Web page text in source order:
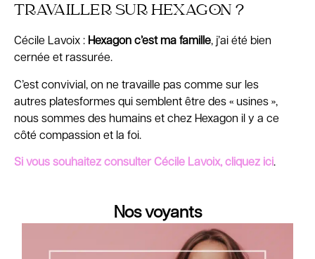
TRAVAILLER SUR HEXAGON ?
Cécile Lavoix : Hexagon c’est ma famille, j’ai été bien
cernée et rassurée.
C’est convivial, on ne travaille pas comme sur les
autres platesformes qui semblent être des « usines »,
nous sommes des humains et chez Hexagon il y a ce
côté compassion et la foi.
Si vous souhaitez consulter Cécile Lavoix, cliquez ici.
Nos voyants